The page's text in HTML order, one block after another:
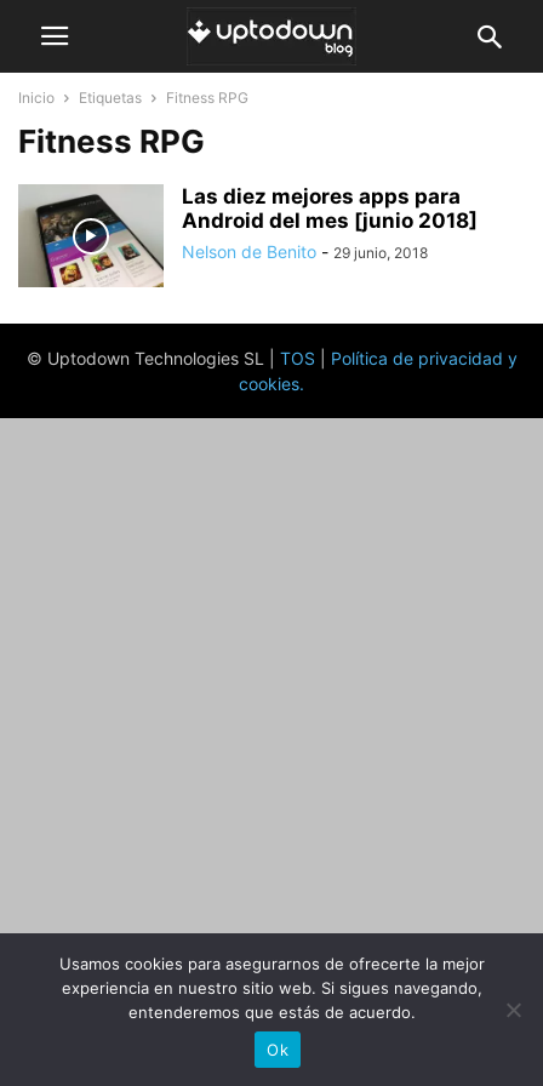
Inicio Etiquetas Fitness RPG
Fitness RPG
Las diez mejores apps para
Android del mes [junio 2018]
Nelson de Benito - 29 junio, 2018
© Uptodown Technologies SL | TOS
Política de privacidad y
cookies.
Usamos cookies para asegurarnos de ofrecerte la mejor
experiencia en nuestro sitio web. Si sigues navegando,
entenderemos que estás de acuerdo.
Ok